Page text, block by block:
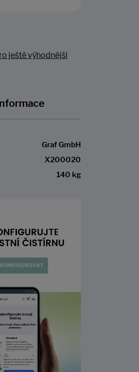
ještě výhodnější
Graf GmbH
X200020
140 kg